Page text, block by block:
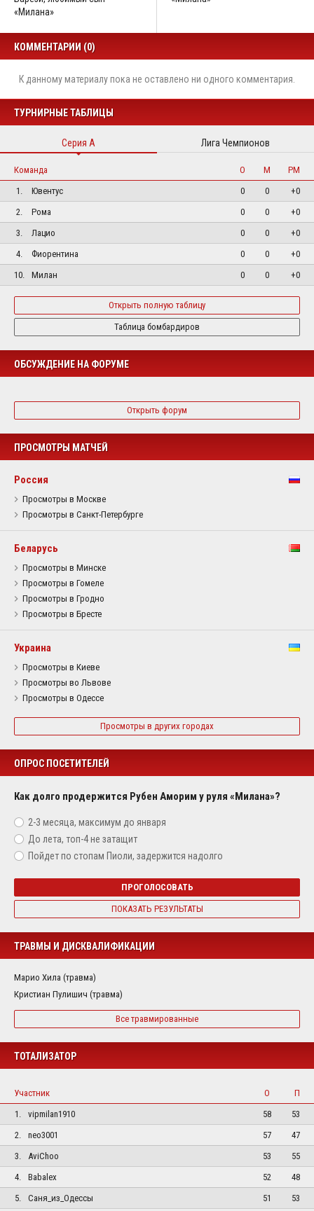
«Милана»
КОММЕНТАРИИ (0)
К данному материалу пока не оставлено ни одного комментария.
ТУРНИРНЫЕ ТАБЛИЦЫ
Серия А Лига Чемпионов
Команда О М
РМ
1.
Ювентус 0 0
+0
2.
Рома 0 0
+0
3.
Лацио 0 0
+0
4.
Фиорентина 0 0
+0
10.
Милан 0 0 +0
Открыть полную таблицу
Таблица бомбардиров
ОБСУЖДЕНИЕ НА ФОРУМЕ
Открыть форум
ПРОСМОТРЫ МАТЧЕЙ
Россия
Просмотры в Москве
Просмотры в Санкт-Петербурге
Беларусь
Просмотры в Минске
Просмотры в Гомеле
Просмотры в Гродно
Просмотры в Бресте
Украина
Просмотры в Киеве
Просмотры во Львове
Просмотры в Одессе
Просмотры в других городах
ОПРОС ПОСЕТИТЕЛЕЙ
Как долго продержится Рубен Аморим у руля «Милана»?
2-3 месяца, максимум до января
До лета, топ-4 не затащит
Пойдет по стопам Пиоли, задержится надолго
ПРОГОЛОСОВАТЬ
ПОКАЗАТЬ РЕЗУЛЬТАТЫ
ТРАВМЫ И ДИСКВАЛИФИКАЦИИ
Марио Хила (травма)
Кристиан Пулишич (травма)
Все травмированные
ТОТАЛИЗАТОР
Участник О
П
1.
vipmilan1910 58
53
2.
neo3001 57
47
3.
AviChoo 53
55
4.
Babalex 52
48
5.
Саня_из_Одессы 51 53